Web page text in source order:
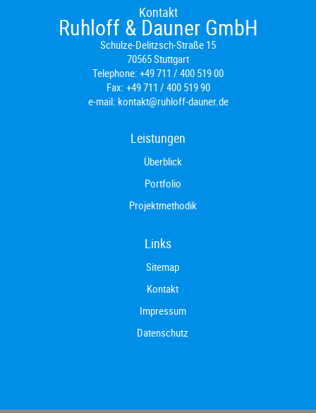
Kontakt
Ruhloff & Dauner GmbH
Schulze-Delitzsch-Straße 15
70565 Stuttgart
Telephone: +49 711 / 400 519 00
Fax: +49 711 / 400 519 90
e-mail: kontakt@ruhloff-dauner.de
Leistungen
Überblick
Portfolio
Projektmethodik
Links
Sitemap
Kontakt
Impressum
Datenschutz